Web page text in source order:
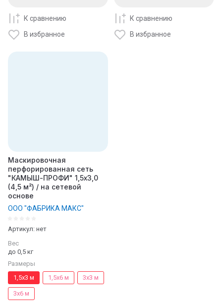
К сравнению
В избранное
К сравнению
В избранное
Маскировочная
перфорированная сеть
"КАМЫШ-ПРОФИ" 1,5х3,0
(4,5 м²) / на сетевой
основе
ООО "ФАБРИКА МАКС"
Артикул: нет
Вес
до 0,5 кг
Размеры
1,5х3 м
1,5х6 м 3х3 м
3х6 м